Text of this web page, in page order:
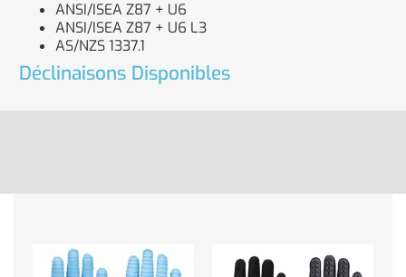
ANSI/ISEA Z87 + U6
ANSI/ISEA Z87 + U6 L3
AS/NZS 1337.1
Déclinaisons Disponibles